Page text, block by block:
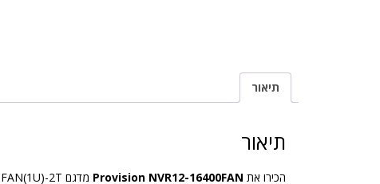
תיאור
תיאור
הכירו את Provision NVR12-16400FAN